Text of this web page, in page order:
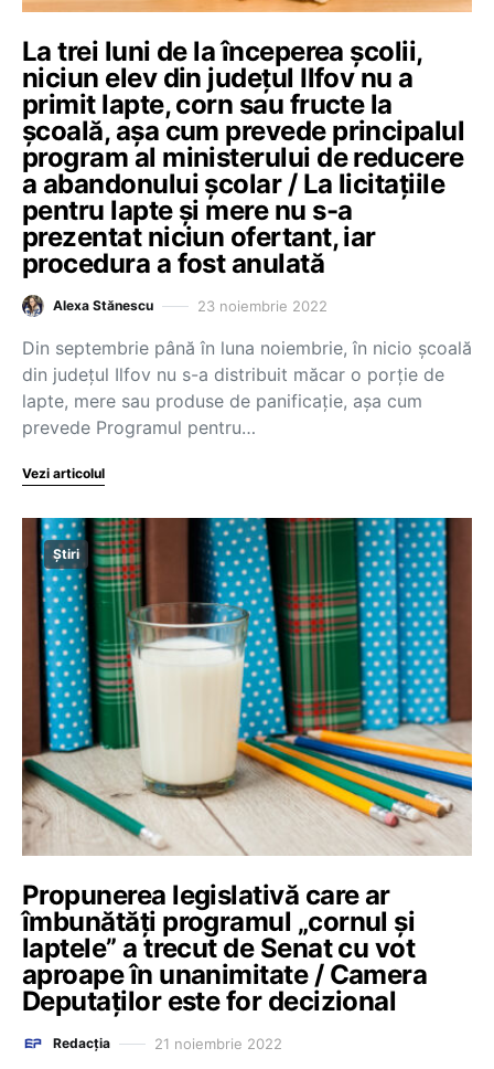
La trei luni de la începerea școlii,
niciun elev din județul Ilfov nu a
primit lapte, corn sau fructe la
școală, așa cum prevede principalul
program al ministerului de reducere
a abandonului școlar / La licitațiile
pentru lapte și mere nu s-a
prezentat niciun ofertant, iar
procedura a fost anulată
Alexa Stănescu 23 noiembrie 2022
Din septembrie până în luna noiembrie, în nicio școală
din județul Ilfov nu s-a distribuit măcar o porție de
lapte, mere sau produse de panificație, așa cum
prevede Programul pentru…
Vezi articolul
Știri
Propunerea legislativă care ar
îmbunătăți programul „cornul și
laptele” a trecut de Senat cu vot
aproape în unanimitate / Camera
Deputaților este for decizional
Redacția 21 noiembrie 2022